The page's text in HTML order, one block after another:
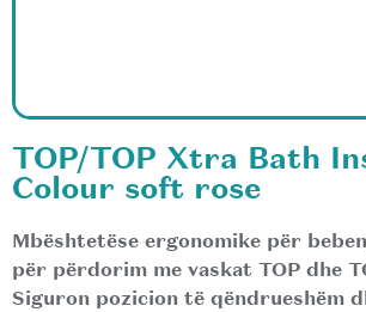
TOP/TOP Xtra Bath
Colour soft rose
Mbështetëse ergonomike për
për përdorim me vaskat TOP dhe
Siguron pozicion të qëndrueshëm